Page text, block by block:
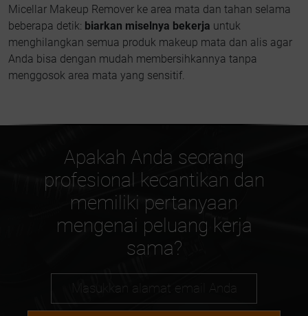
Micellar Makeup Remover ke area mata dan tahan selama
beberapa detik: biarkan miselnya bekerja untuk
menghilangkan semua produk makeup mata dan alis agar
Anda bisa dengan mudah membersihkannya tanpa
menggosok area mata yang sensitif.
Apakah Anda seorang
profesional kecantikan dan
memiliki pertanyaan
mengenai peluang kerja
sama?